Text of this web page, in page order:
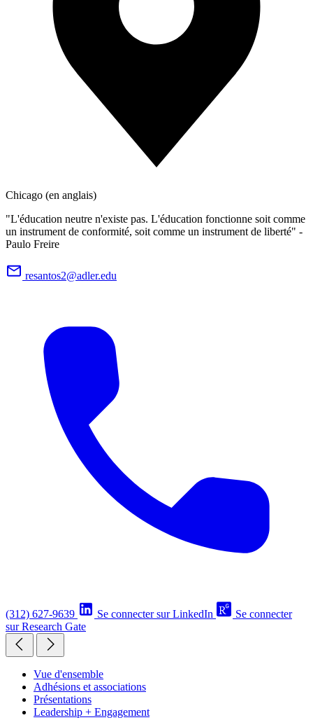
Chicago (en anglais)
"L'éducation neutre n'existe pas. L'éducation fonctionne soit comme
un instrument de conformité, soit comme un instrument de liberté" -
Paulo Freire
resantos2@adler.edu
(312) 627-9639 Se connecter sur LinkedIn
Se connecter
sur Research Gate
Vue d'ensemble
Adhésions et associations
Présentations
Leadership + Engagement